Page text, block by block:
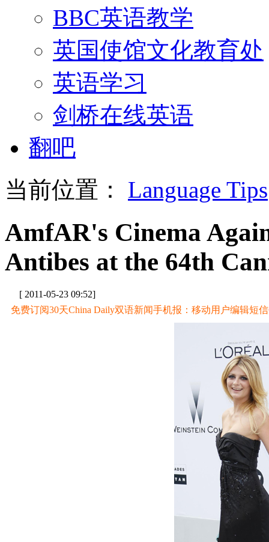
BBC英语教学
英国使馆文化教育处
英语学习
剑桥在线英语
翻吧
当前位置： Language Tips
AmfAR's Cinema
Antibes at the 64th
[ 2011-05-23 09:52]
免费订阅30天China Daily双语新闻手机报：移动用户编辑短信